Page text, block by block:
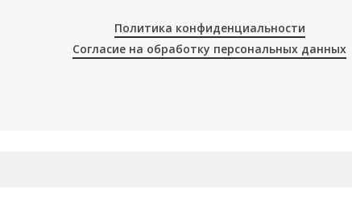
Политика конфиденциальности
Согласие на обработку персональных данных